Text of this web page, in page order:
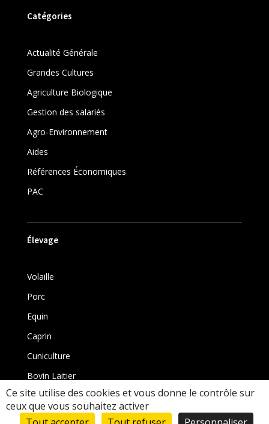
Catégories
Actualité Générale
Grandes Cultures
Agriculture Biologique
Gestion des salariés
Agro-Environnement
Aides
Références Économiques
PAC
Élevage
Volaille
Porc
Equin
Caprin
Cuniculture
Bovin Laitier
Bovin
Ce site utilise des cookies et vous donne le contrôle sur
ceux que vous souhaitez activer